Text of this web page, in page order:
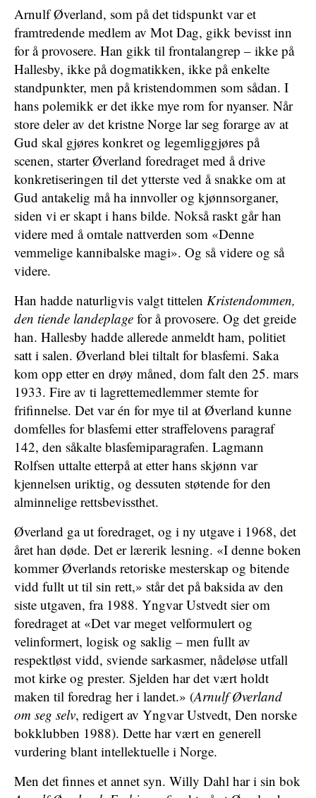
Arnulf Øverland, som på det tidspunkt var et
framtredende medlem av Mot Dag, gikk bevisst inn
for å provosere. Han gikk til frontalangrep – ikke på
Hallesby, ikke på dogmatikken, ikke på enkelte
standpunkter, men på kristendommen som sådan. I
hans polemikk er det ikke mye rom for nyanser. Når
store deler av det kristne Norge lar seg forarge av at
Gud skal gjøres konkret og legemliggjøres på
scenen, starter Øverland foredraget med å drive
konkretiseringen til det ytterste ved å snakke om at
Gud antakelig må ha innvoller og kjønnsorganer,
siden vi er skapt i hans bilde. Nokså raskt går han
videre med å omtale nattverden som «Denne
vemmelige kannibalske magi». Og så videre og så
videre.
Han hadde naturligvis valgt tittelen Kristendommen,
den tiende landeplage for å provosere. Og det greide
han. Hallesby hadde allerede anmeldt ham, politiet
satt i salen. Øverland blei tiltalt for blasfemi. Saka
kom opp etter en drøy måned, dom falt den 25. mars
1933. Fire av ti lagrettemedlemmer stemte for
frifinnelse. Det var én for mye til at Øverland kunne
domfelles for blasfemi etter straffelovens paragraf
142, den såkalte blasfemiparagrafen. Lagmann
Rolfsen uttalte etterpå at etter hans skjønn var
kjennelsen uriktig, og dessuten støtende for den
alminnelige rettsbevissthet.
Øverland ga ut foredraget, og i ny utgave i 1968, det
året han døde. Det er lærerik lesning. «I denne boken
kommer Øverlands retoriske mesterskap og bitende
vidd fullt ut til sin rett,» står det på baksida av den
siste utgaven, fra 1988. Yngvar Ustvedt sier om
foredraget at «Det var meget velformulert og
velinformert, logisk og saklig – men fullt av
respektløst vidd, sviende sarkasmer, nådeløse utfall
mot kirke og prester. Sjelden har det vært holdt
maken til foredrag her i landet.» (Arnulf Øverland
om seg selv, redigert av Yngvar Ustvedt, Den norske
bokklubben 1988). Dette har vært en generell
vurdering blant intellektuelle i Norge.
Men det finnes et annet syn. Willy Dahl har i sin bok